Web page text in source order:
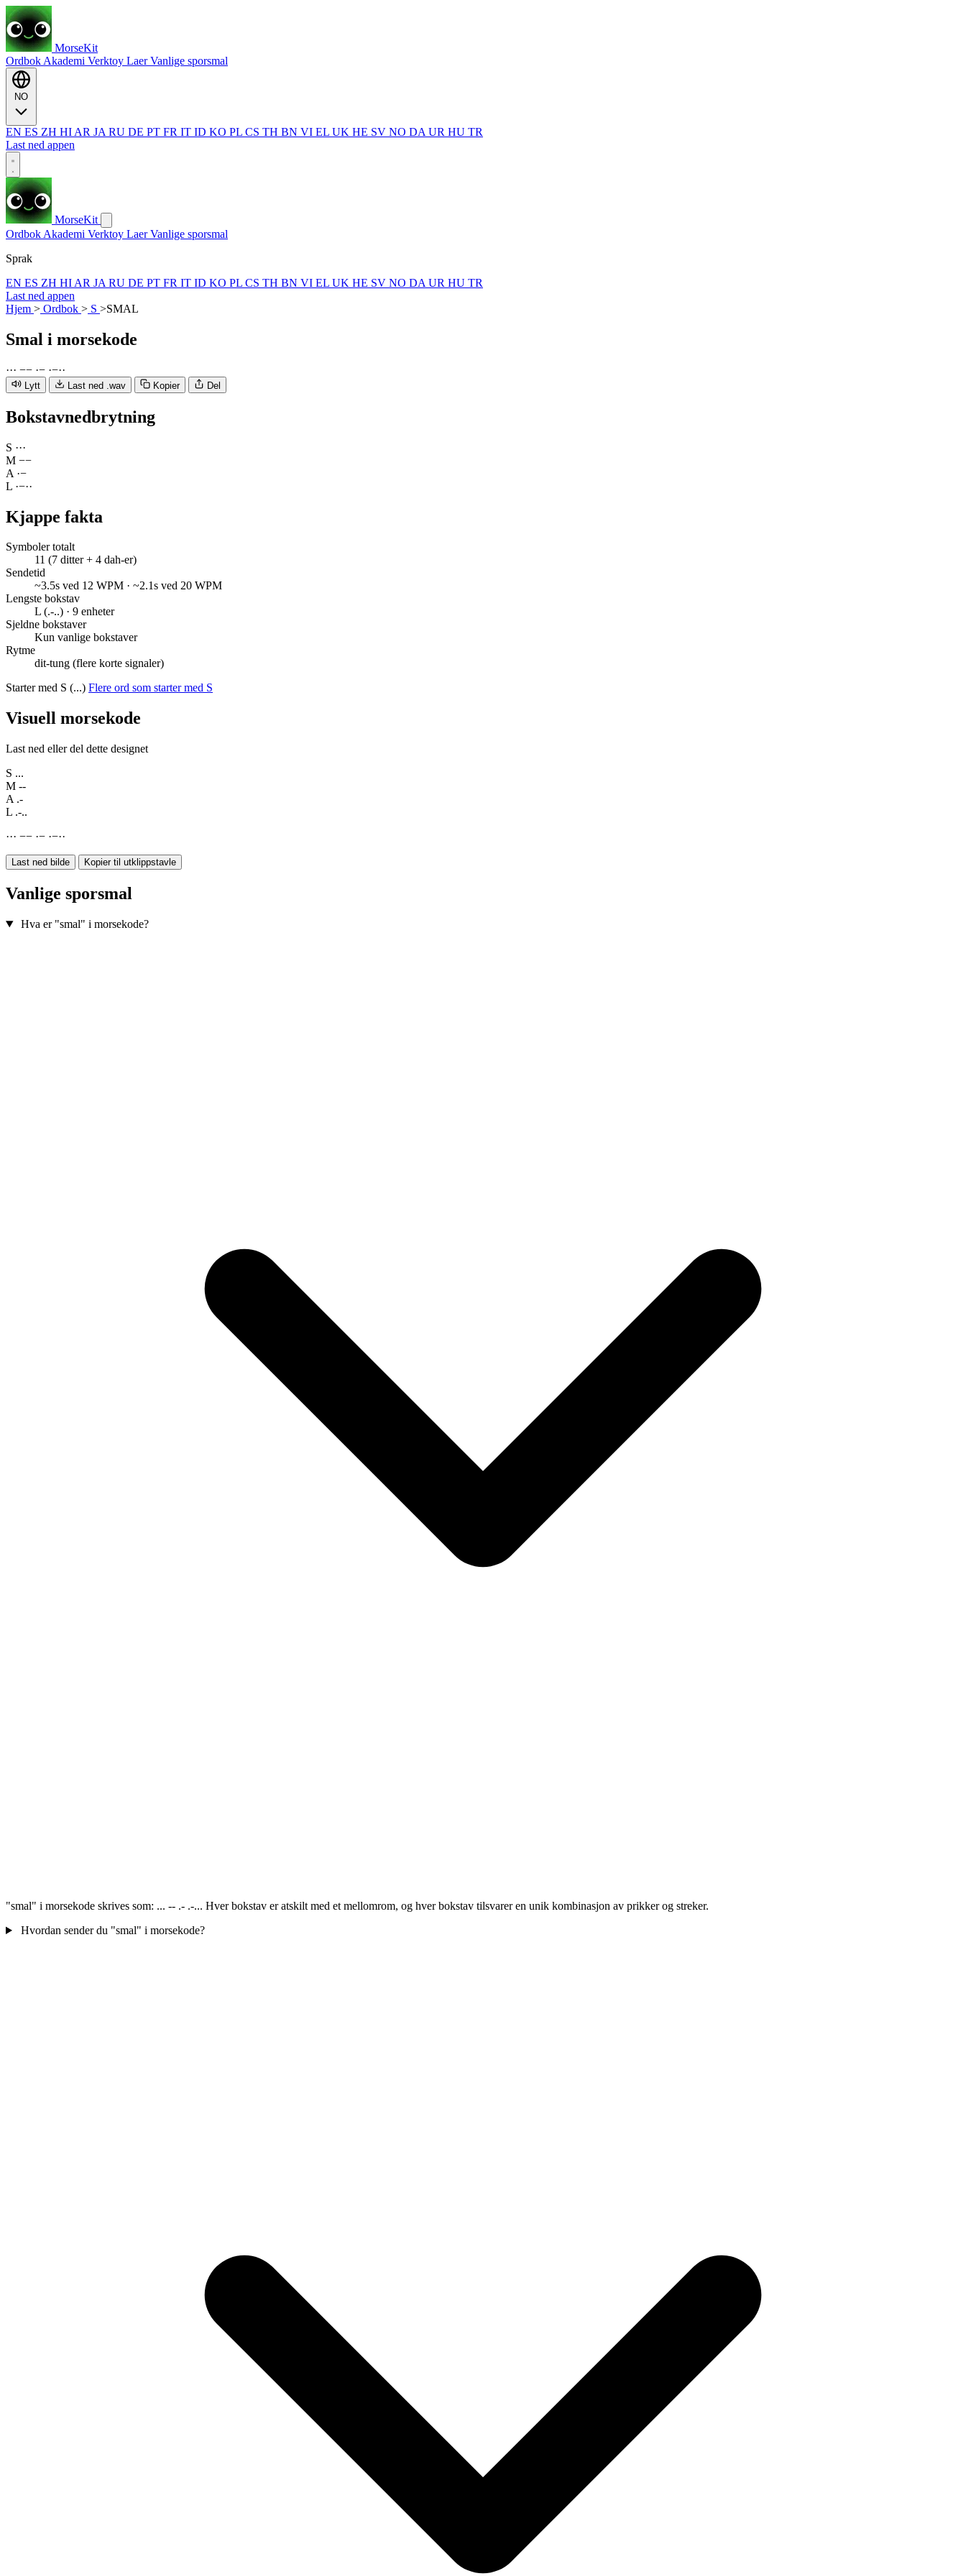
MorseKit
Ordbok Akademi Verktoy LaerVanlige sporsmal
EN ES ZH HI AR JA RU DE PT FR IT ID KO PL CS TH BN VI EL UK HE SV NO DA UR HU TR
Last ned appen
MorseKit
Ordbok Akademi Verktoy LaerVanlige sporsmal
Sprak
EN ES ZH HI AR JA RU DE PT FR IT ID KO PL CS TH BN VI EL UK HE SV NO DA UR HU TR
Last ned appen
Hjem > Ordbok > S >SMAL
Smal i morsekode
··· −− ·− ·−··
Lytt Last ned .wav Kopier Del
Bokstavnedbrytning
S ···
M −−
A ·−
L ·−··
Kjappe fakta
Symboler totalt
11 (7 ditter + 4 dah-er)
Sendetid
~3.5s ved 12 WPM · ~2.1s ved 20 WPM
Lengste bokstav
L (.-..) · 9 enheter
Sjeldne bokstaver
Kun vanlige bokstaver
Rytme
dit-tung (flere korte signaler)
Starter med S (...) Flere ord som starter med S
Visuell morsekode
Last ned eller del dette designet
S ...
M --
A .-
L .-..
··· −− ·− ·−··
Last ned bilde Kopier til utklippstavle
Vanlige sporsmal
Hva er "smal" i morsekode?
"smal" i morsekode skrives som: ... -- .- .-... Hver bokstav er atskilt med et mellomrom, og hver bokstav tilsvarer en unik kombinasjon av prikker og streker.
Hvordan sender du "smal" i morsekode?